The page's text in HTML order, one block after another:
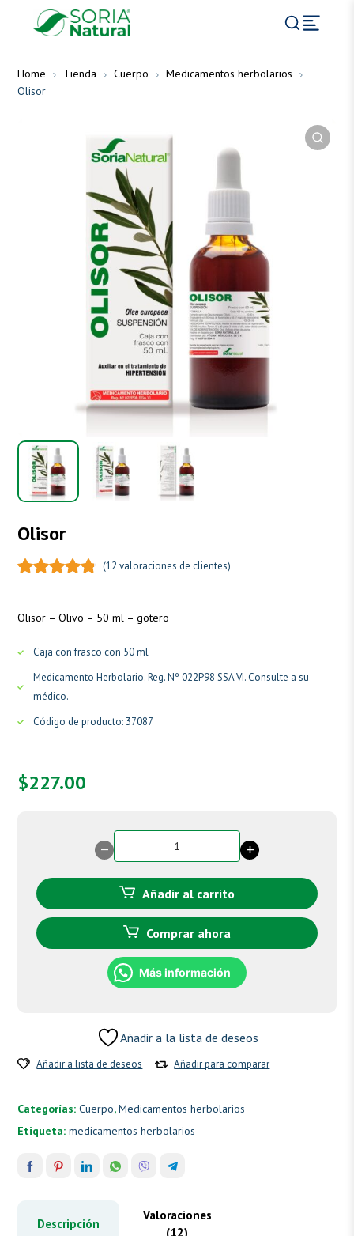
Home Tienda Cuerpo
Medicamentos herbolarios
Olisor
Olisor
(12 valoraciones de clientes)
Olisor – Olivo – 50 ml – gotero
Caja con frasco con 50 ml
Medicamento Herbolario. Reg. Nº 022P98 SSA VI. Consulte a su
médico.
Código de producto: 37087
$227.00
Olisor
cantidad
Añadir al carrito
Comprar ahora
Más información
Añadir a la lista de deseos
Añadir a lista de deseos Añadir para comparar
Categorías:Cuerpo,Medicamentos herbolarios
Etiqueta:medicamentos herbolarios
Descripción
Valoraciones
(12)